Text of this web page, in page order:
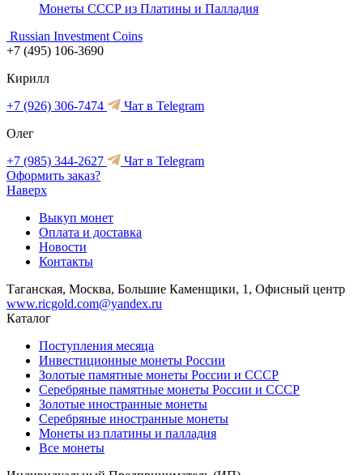
Монеты СССР из Платины и Палладия
Russian Investment Coins
+7 (495) 106-3690
Кирилл
+7 (926) 306-7474
Чат в Telegram
Олег
+7 (985) 344-2627
Чат в Telegram
Оформить заказ?
Наверх
Выкуп монет
Оплата и доставка
Новости
Контакты
Таганская, Москва, Большие Каменщики, 1, Офисный центр
www.ricgold.com@yandex.ru
Каталог
Поступления месяца
Инвестиционные монеты России
Золотые памятные монеты России и СССР
Серебряные памятные монеты России и СССР
Золотые иностранные монеты
Серебряные иностранные монеты
Монеты из платины и палладия
Все монеты